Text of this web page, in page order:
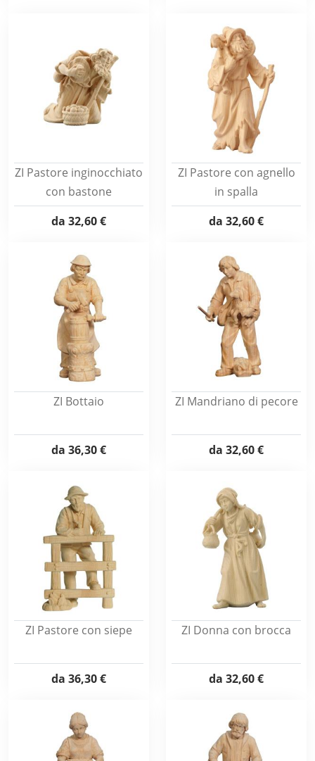
ZI Pastore inginocchiato
con bastone
da 32,60 €
ZI Pastore con agnello
in spalla
da 32,60 €
ZI Bottaio
da 36,30 €
ZI Mandriano di pecore
da 32,60 €
ZI Pastore con siepe
da 36,30 €
ZI Donna con brocca
da 32,60 €